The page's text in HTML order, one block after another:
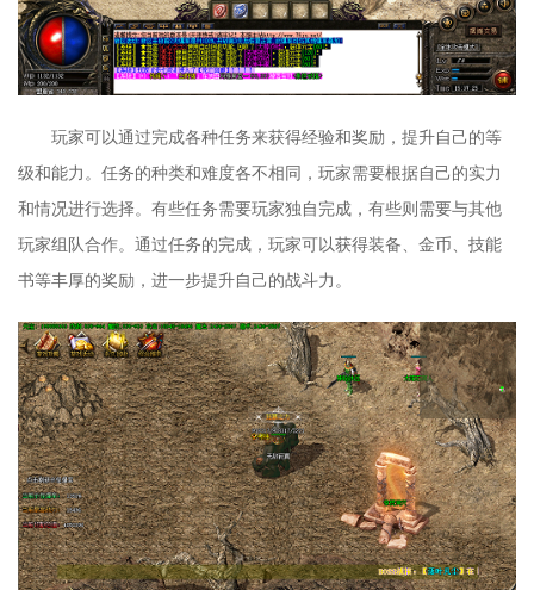
玩家可以通过完成各种任务来获得经验和奖励，提升自己的等
级和能力。任务的种类和难度各不相同，玩家需要根据自己的实力
和情况进行选择。有些任务需要玩家独自完成，有些则需要与其他
玩家组队合作。通过任务的完成，玩家可以获得装备、金币、技能
书等丰厚的奖励，进一步提升自己的战斗力。